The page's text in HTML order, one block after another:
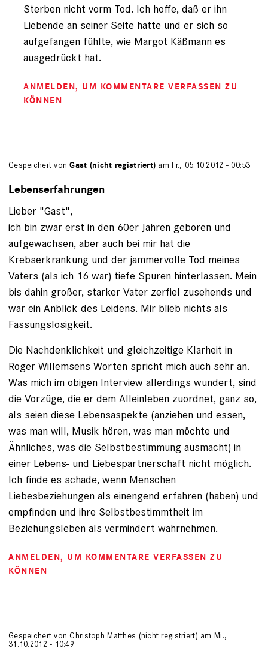
Sterben nicht vorm Tod. Ich hoffe, daß er ihn
Liebende an seiner Seite hatte und er sich so
aufgefangen fühlte, wie Margot Käßmann es
ausgedrückt hat.
ANMELDEN, UM KOMMENTARE VERFASSEN ZU
KÖNNEN
Gespeichert vonGast (nicht registriert) am Fr., 05.10.2012 - 00:53
Lebenserfahrungen
Lieber "Gast",
ich bin zwar erst in den 60er Jahren geboren und
aufgewachsen, aber auch bei mir hat die
Krebserkrankung und der jammervolle Tod meines
Vaters (als ich 16 war) tiefe Spuren hinterlassen. Mein
bis dahin großer, starker Vater zerfiel zusehends und
war ein Anblick des Leidens. Mir blieb nichts als
Fassungslosigkeit.
Die Nachdenklichkeit und gleichzeitige Klarheit in
Roger Willemsens Worten spricht mich auch sehr an.
Was mich im obigen Interview allerdings wundert, sind
die Vorzüge, die er dem Alleinleben zuordnet, ganz so,
als seien diese Lebensaspekte (anziehen und essen,
was man will, Musik hören, was man möchte und
Ähnliches, was die Selbstbestimmung ausmacht) in
einer Lebens- und Liebespartnerschaft nicht möglich.
Ich finde es schade, wenn Menschen
Liebesbeziehungen als einengend erfahren (haben) und
empfinden und ihre Selbstbestimmtheit im
Beziehungsleben als vermindert wahrnehmen.
ANMELDEN, UM KOMMENTARE VERFASSEN ZU
KÖNNEN
Gespeichert von Christoph Matthes (nicht registriert) am Mi.,
31.10.2012 - 10:49